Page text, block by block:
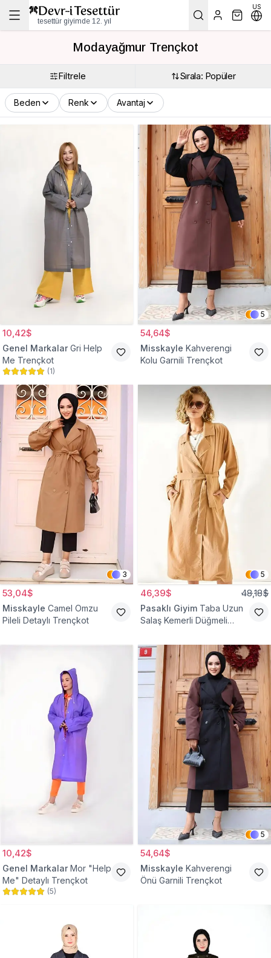
tesettür giyimde 12. yıl
US
Modayağmur Trençkot
Filtrele Sırala: Popüler
Beden Renk Avantaj
10,42$
Genel Markalar Gri Help
Me Trençkot
(1)
5
54,64$
Misskayle Kahverengi
Kolu Garnili Trençkot
3
53,04$
Misskayle Camel Omzu
Pileli Detaylı Trençkot
5
46,39$ 48,18$
Pasaklı Giyim Taba Uzun
Salaş Kemerli Düğmeli
10,42$
Genel Markalar Mor "Help
Me" Detaylı Trençkot
(5)
5
54,64$
Misskayle Kahverengi
Önü Garnili Trençkot